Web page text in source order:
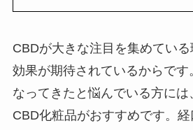
CBDが大きな注目を集めてい
効果が期待されているからです
なってきたと悩んでいる方には
CBD化粧品がおすすめです。